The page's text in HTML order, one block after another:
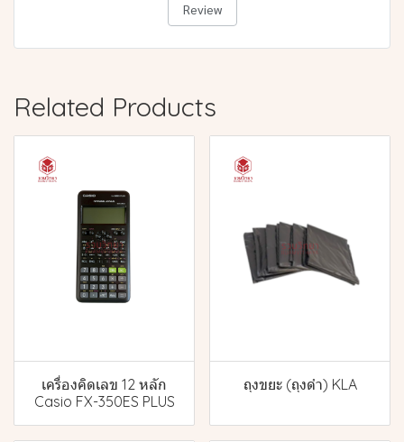
Review
Related Products
เครื่องคิดเลข 12 หลัก
Casio FX-350ES PLUS
ถุงขยะ (ถุงดำ) KLA